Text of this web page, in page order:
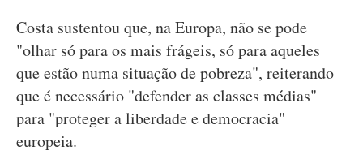
Costa sustentou que, na Europa, não se pode
"olhar só para os mais frágeis, só para aqueles
que estão numa situação de pobreza", reiterando
que é necessário "defender as classes médias"
para "proteger a liberdade e democracia"
europeia.